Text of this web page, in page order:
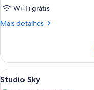
Bath
Wi-Fi grátis
Mais detalhes
Mais
Bed
1
Carrega
todas
5
Studio Sky